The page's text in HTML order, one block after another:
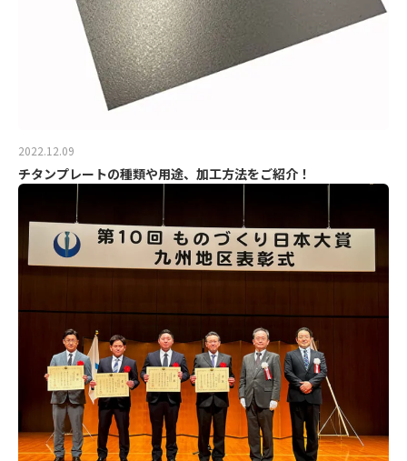
2022.12.09
チタンプレートの種類や用途、加工方法をご紹介！